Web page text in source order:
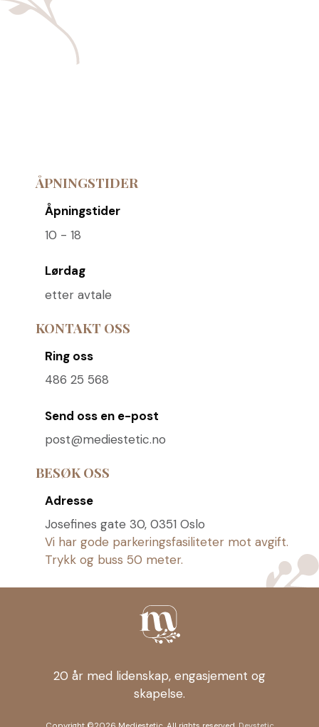
ÅPNINGSTIDER
Åpningstider
10 - 18
Lørdag
etter avtale
KONTAKT OSS
Ring oss
486 25 568
Send oss ​​en e-post
post@mediestetic.no
BESØK OSS
Adresse
Josefines gate 30, 0351 Oslo
Vi har gode parkeringsfasiliteter mot avgift.
Trykk og buss 50 meter.
20 år med lidenskap, engasjement og
skapelse.